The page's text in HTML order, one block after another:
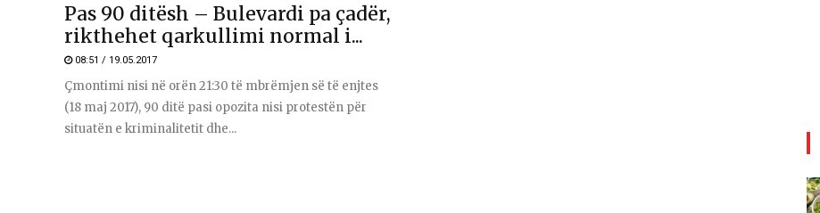
Pas 90 ditësh – Bulevardi pa çadër,
rikthehet qarkullimi normal i...
08:51 / 19.05.2017
Çmontimi nisi në orën 21:30 të mbrëmjen së të enjtes
(18 maj 2017), 90 ditë pasi opozita nisi protestën për
situatën e kriminalitetit dhe...